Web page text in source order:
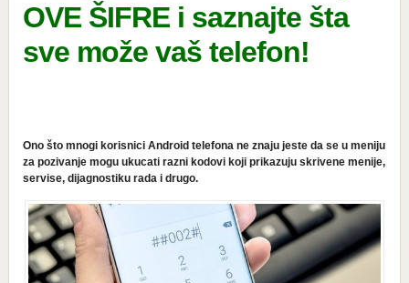
OVE ŠIFRE i saznajte šta
sve može vaš telefon!
Ono što mnogi korisnici Android telefona ne znaju jeste da se u meniju
za pozivanje mogu ukucati razni kodovi koji prikazuju skrivene menije,
servise, dijagnostiku rada i drugo.